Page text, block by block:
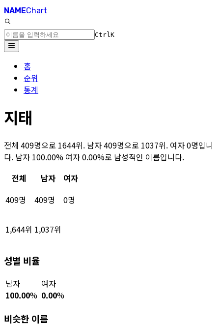
NAMEChart
CtrlK
홈
순위
통계
지태
전체 409명으로 1644위. 남자 409명으로 1037위. 여자 0명입니
다. 남자 100.00% 여자 0.00%로 남성적인 이름입니다.
전체
남자
여자
409명
409명 0명
1,644위 1,037위
성별 비율
남자
100.00%
여자
0.00%
비슷한 이름